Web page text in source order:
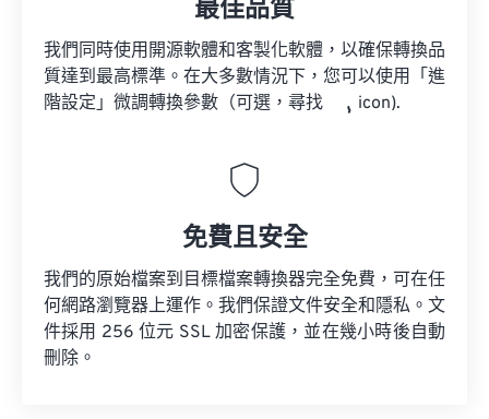
最佳品質
我們同時使用開源軟體和客製化軟體，以確保轉換品
質達到最高標準。在大多數情況下，您可以使用「進
階設定」微調轉換參數（可選，尋找
icon).
免費且安全
我們的原始檔案到目標檔案轉換器完全免費，可在任
何網路瀏覽器上運作。我們保證文件安全和隱私。文
件採用 256 位元 SSL 加密保護，並在幾小時後自動
刪除。